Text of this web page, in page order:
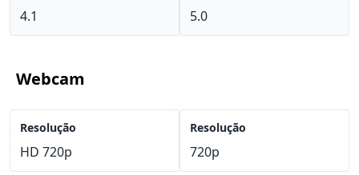
4.1 5.0
Webcam
Resolução
HD 720p
Resolução
720p